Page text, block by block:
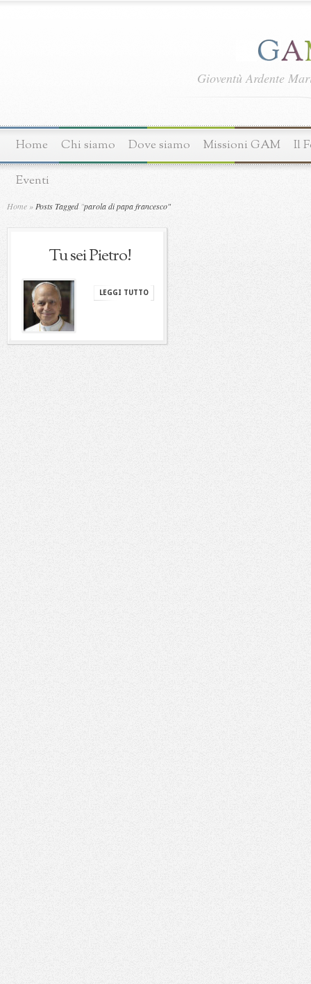
Gioventù Ardente
Home Chi siamo Dove siamo Missioni GAM Il
Eventi
Home » Posts Tagged "parola di papa francesco"
Tu sei Pietro!
LEGGI TUTTO